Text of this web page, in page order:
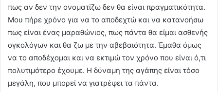
πως αν δεν την ονοματίζω δεν θα είναι πραγματικότητα.
Μου πήρε χρόνο για να το αποδεχτώ και να κατανοήσω
πως είναι ένας μαραθώνιος, πως πάντα θα είμαι ασθενής
ογκολόγων και θα ζω με την αβεβαιότητα. Έμαθα όμως
να το αποδέχομαι και να εκτιμώ τον χρόνο που είναι ό,τι
πολυτιμότερο έχουμε. Η δύναμη της αγάπης είναι τόσο
μεγάλη, που μπορεί να γιατρέψει τα πάντα.